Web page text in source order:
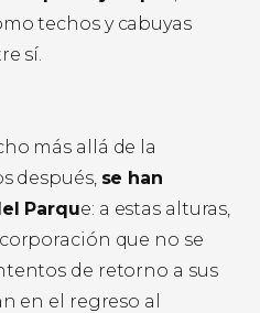
techos y cabuyas
sí.
más allá de la
después, se han
Parque: a estas alturas,
que no se
de retorno a sus
en el regreso al